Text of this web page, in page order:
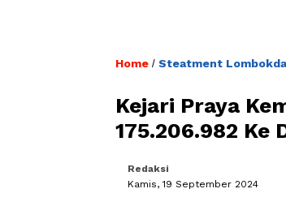
Home / Steatment
Kejari Praya
175.206.982 Ke
Redaksi
Kamis, 19 September 2024